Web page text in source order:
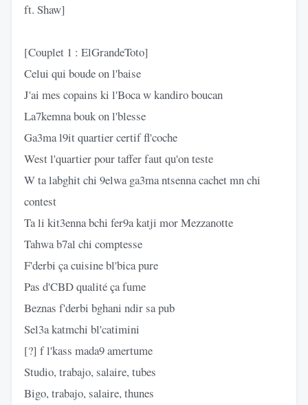
ft. Shaw]
[Couplet 1 : ElGrandeToto]
Celui qui boude on l'baise
J'ai mes copains ki l'Boca w kandiro boucan
La7kemna bouk on l'blesse
Ga3ma l9it quartier certif fl'coche
West l'quartier pour taffer faut qu'on teste
W ta labghit chi 9elwa ga3ma ntsenna cachet mn chi
contest
Ta li kit3enna bchi fer9a katji mor Mezzanotte
Tahwa b7al chi comptesse
F'derbi ça cuisine bl'bica pure
Pas d'CBD qualité ça fume
Beznas f'derbi bghani ndir sa pub
Sel3a katmchi bl'catimini
[?] f l'kass mada9 amertume
Studio, trabajo, salaire, tubes
Bigo, trabajo, salaire, thunes